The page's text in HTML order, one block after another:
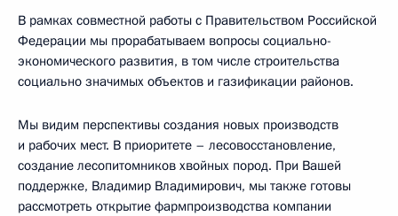
В рамках совместной работы с Правительством Российской
Федерации мы прорабатываем вопросы социально-
экономического развития, в том числе строительства
социально значимых объектов и газификации районов.
Мы видим перспективы создания новых производств
и рабочих мест. В приоритете – лесовосстановление,
создание лесопитомников хвойных пород. При Вашей
поддержке, Владимир Владимирович, мы также готовы
рассмотреть открытие фармпроизводства компании